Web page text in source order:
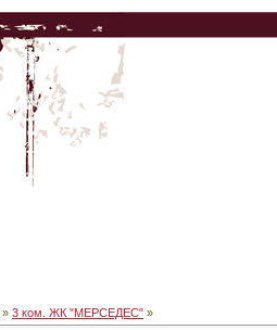
» 3 ком. ЖК "МЕРСЕДЕС" »